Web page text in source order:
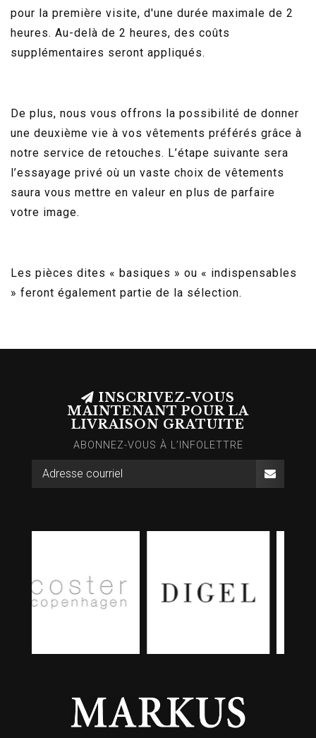
pour la première visite, d'une durée maximale de 2
heures. Au-delà de 2 heures, des coûts
supplémentaires seront appliqués.
De plus, nous vous offrons la possibilité de donner
une deuxième vie à vos vêtements préférés grâce à
notre service de retouches. L’étape suivante sera
l’essayage privé où un vaste choix de vêtements
saura vous mettre en valeur en plus de parfaire
votre image.
Les pièces dites « basiques » ou « indispensables
» feront également partie de la sélection.
INSCRIVEZ-VOUS
MAINTENANT POUR LA
LIVRAISON GRATUITE
ABONNEZ-VOUS À L’INFOLETTRE